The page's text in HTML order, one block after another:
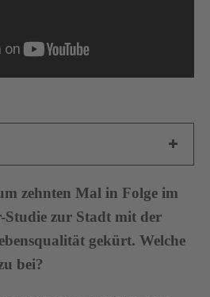
zehnten Mal in Folge im
Studie zur Stadt mit der
gekürt. Welche
bei?